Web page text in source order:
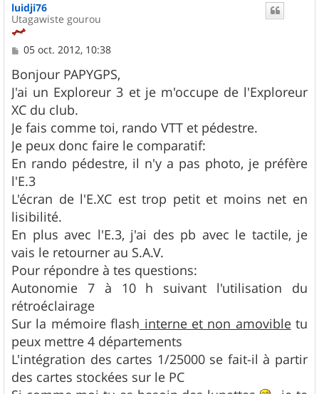
luidji76
Utagawiste gourou
M
s
s
a
g
e
05 oct. 2012, 10:38
Bonjour PAPYGPS,
J'ai un Exploreur 3 et je m'occupe de l'Exploreur
XC du club.
Je fais comme toi, rando VTT et pédestre.
Je peux donc faire le comparatif:
En rando pédestre, il n'y a pas photo, je préfère
l'E.3
L'écran de l'E.XC est trop petit et moins net en
lisibilité.
En plus avec l'E.3, j'ai des pb avec le tactile, je
vais le retourner au S.A.V.
Pour répondre à tes questions:
Autonomie 7 à 10 h suivant l'utilisation du
rétroéclairage
Sur la mémoire flash interne et non amovibletu
peux mettre 4 départements
L'intégration des cartes 1/25000 se fait-il à partir
des cartes stockées sur le PC